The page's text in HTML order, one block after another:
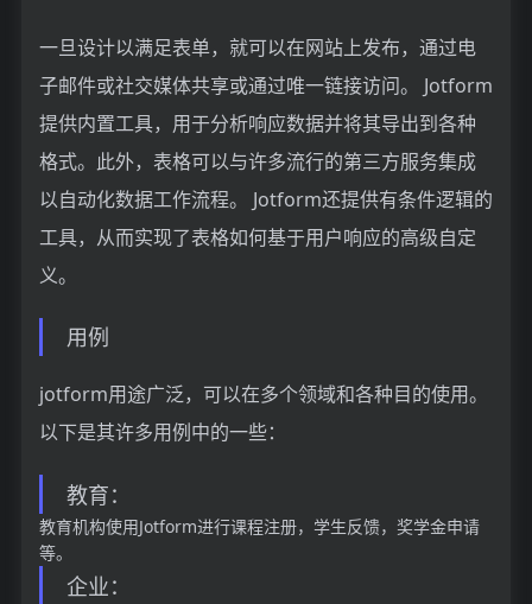
一旦设计以满足表单，就可以在网站上发布，通过电
子邮件或社交媒体共享或通过唯一链接访问。 Jotform
提供内置工具，用于分析响应数据并将其导出到各种
格式。此外，表格可以与许多流行的第三方服务集成
以自动化数据工作流程。 Jotform还提供有条件逻辑的
工具，从而实现了表格如何基于用户响应的高级自定
义。
用例
jotform用途广泛，可以在多个领域和各种目的使用。
以下是其许多用例中的一些：
教育：
教育机构使用Jotform进行课程注册，学生反馈，奖学金申请
等。
企业：